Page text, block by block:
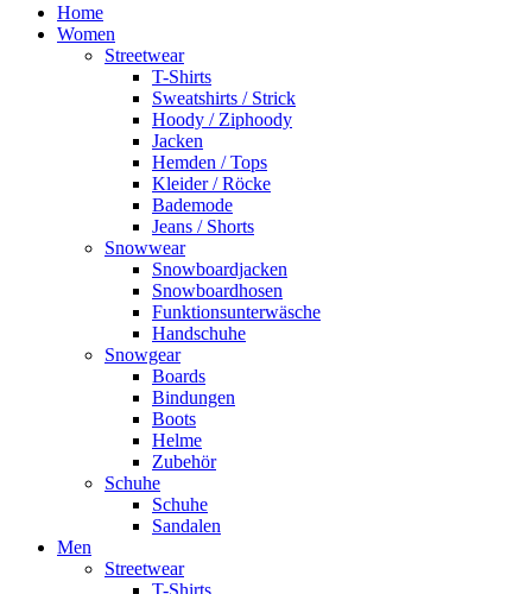
Home
Women
Streetwear
T-Shirts
Sweatshirts / Strick
Hoody / Ziphoody
Jacken
Hemden / Tops
Kleider / Röcke
Bademode
Jeans / Shorts
Snowwear
Snowboardjacken
Snowboardhosen
Funktionsunterwäsche
Handschuhe
Snowgear
Boards
Bindungen
Boots
Helme
Zubehör
Schuhe
Schuhe
Sandalen
Men
Streetwear
T-Shirts